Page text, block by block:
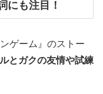
にも注目！
ゲーム』のストー
とガクの友情や試練